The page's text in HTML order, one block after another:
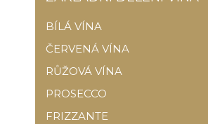
BÍLÁ VÍNA
ČERVENÁ VÍNA
RŮŽOVÁ VÍNA
PROSECCO
FRIZZANTE